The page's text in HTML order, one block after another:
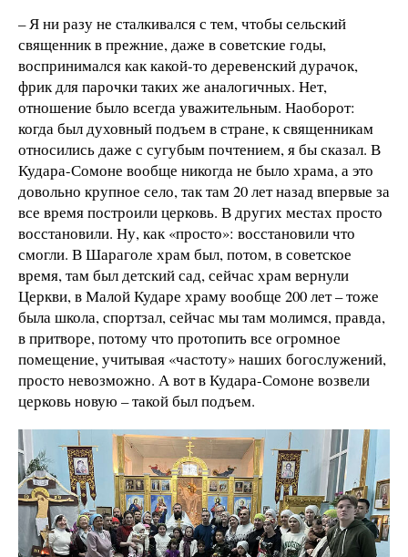
– Я ни разу не сталкивался с тем, чтобы сельский
священник в прежние, даже в советские годы,
воспринимался как какой-то деревенский дурачок,
фрик для парочки таких же аналогичных. Нет,
отношение было всегда уважительным. Наоборот:
когда был духовный подъем в стране, к священникам
относились даже с сугубым почтением, я бы сказал. В
Кудара-Сомоне вообще никогда не было храма, а это
довольно крупное село, так там 20 лет назад впервые за
все время построили церковь. В других местах просто
восстановили. Ну, как «просто»: восстановили что
смогли. В Шараголе храм был, потом, в советское
время, там был детский сад, сейчас храм вернули
Церкви, в Малой Кударе храму вообще 200 лет – тоже
была школа, спортзал, сейчас мы там молимся, правда,
в притворе, потому что протопить все огромное
помещение, учитывая «частоту» наших богослужений,
просто невозможно. А вот в Кудара-Сомоне возвели
церковь новую – такой был подъем.